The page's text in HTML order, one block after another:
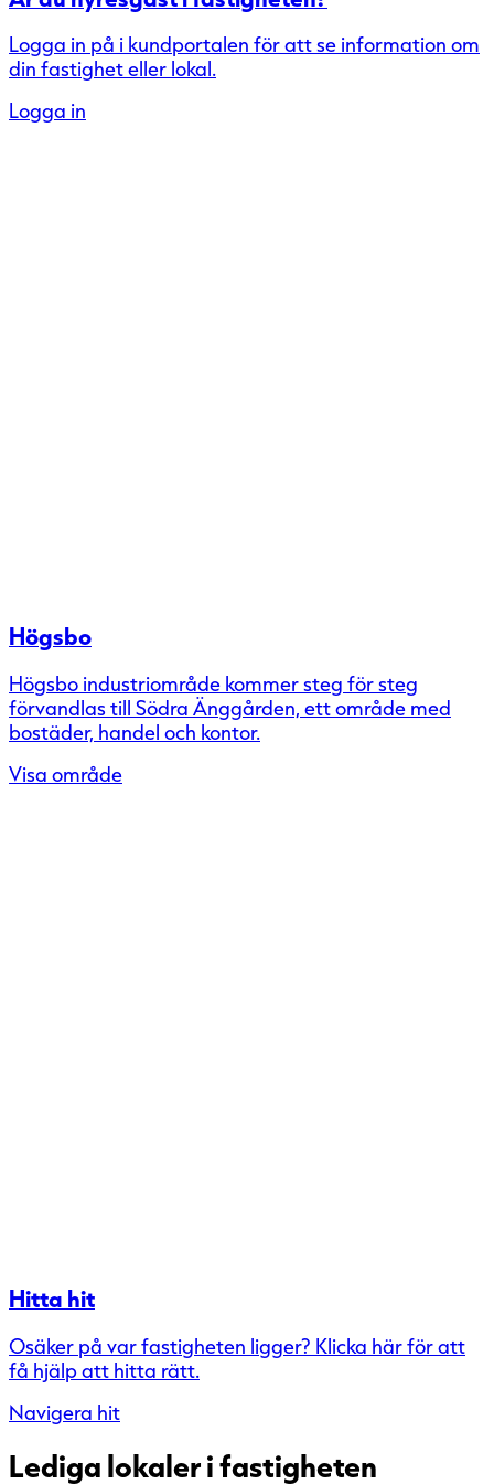
Logga in på i kundportalen för att se information om
din fastighet eller lokal.
Logga in
Högsbo
Högsbo industriområde kommer steg för steg
förvandlas till Södra Änggården, ett område med
bostäder, handel och kontor.
Visa område
Hitta hit
Osäker på var fastigheten ligger? Klicka här för att
få hjälp att hitta rätt.
Navigera hit
Lediga lokaler i fastigheten